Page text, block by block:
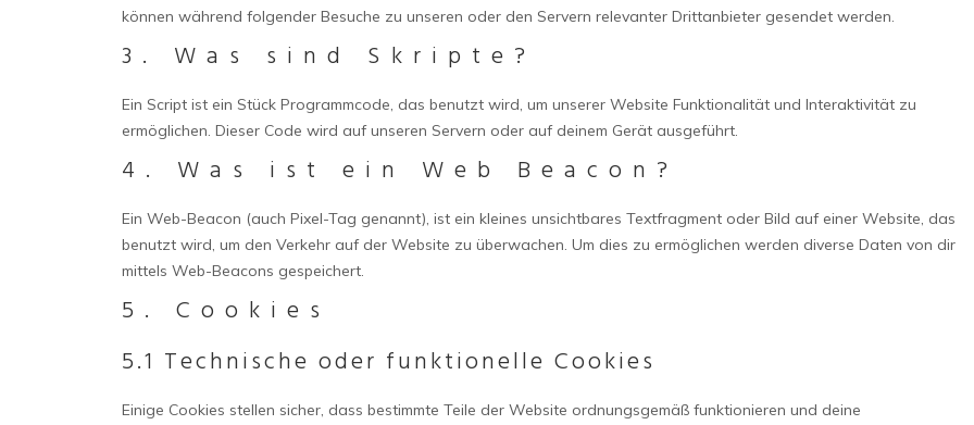
können während folgender Besuche zu unseren oder den Servern relevanter Drittanbieter gesendet werden.
3. Was sind Skripte?
Ein Script ist ein Stück Programmcode, das benutzt wird, um unserer Website Funktionalität und Interaktivität zu
ermöglichen. Dieser Code wird auf unseren Servern oder auf deinem Gerät ausgeführt.
4. Was ist ein Web Beacon?
Ein Web-Beacon (auch Pixel-Tag genannt), ist ein kleines unsichtbares Textfragment oder Bild auf einer Website, das
benutzt wird, um den Verkehr auf der Website zu überwachen. Um dies zu ermöglichen werden diverse Daten von dir
mittels Web-Beacons gespeichert.
5. Cookies
5.1 Technische oder funktionelle Cookies
Einige Cookies stellen sicher, dass bestimmte Teile der Website ordnungsgemäß funktionieren und deine